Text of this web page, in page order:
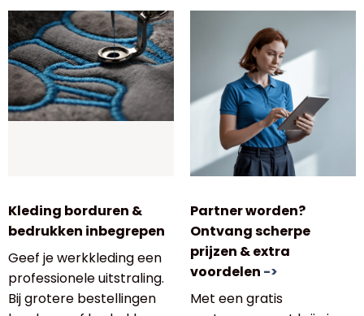
Kleding borduren &
bedrukken inbegrepen
Geef je werkkleding een
professionele uitstraling.
Bij grotere bestellingen
Partner worden?
Ontvang scherpe
prijzen & extra
voordelen ->
Met een gratis